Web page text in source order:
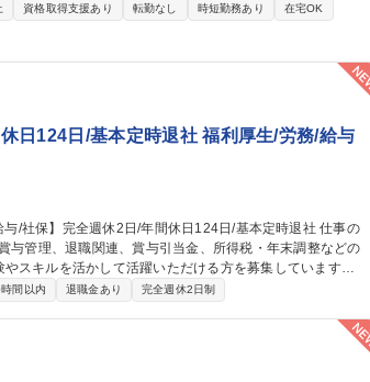
ュアル作成や売上データ等の資料作成/AIツール(Microsoft
問い合わせ対応の業務改善 【働き方】TeamsやGmailを活
理なく柔軟に働ける環境を整えています。 募集職種
製品担当)・業務改善
資格取得支援あり 転勤なし 時短勤務あり
在宅OK
日124日/基本定時退社 福利厚生/労務/給与
与管理、退職関連、賞与引当金、所得税・年末調整などの
スキルを活かして活躍いただける方を募集しています。
く業務を決定します。 ■給与・賞与管理業務■所得税対
間以内 退職金あり 完全週休2日制